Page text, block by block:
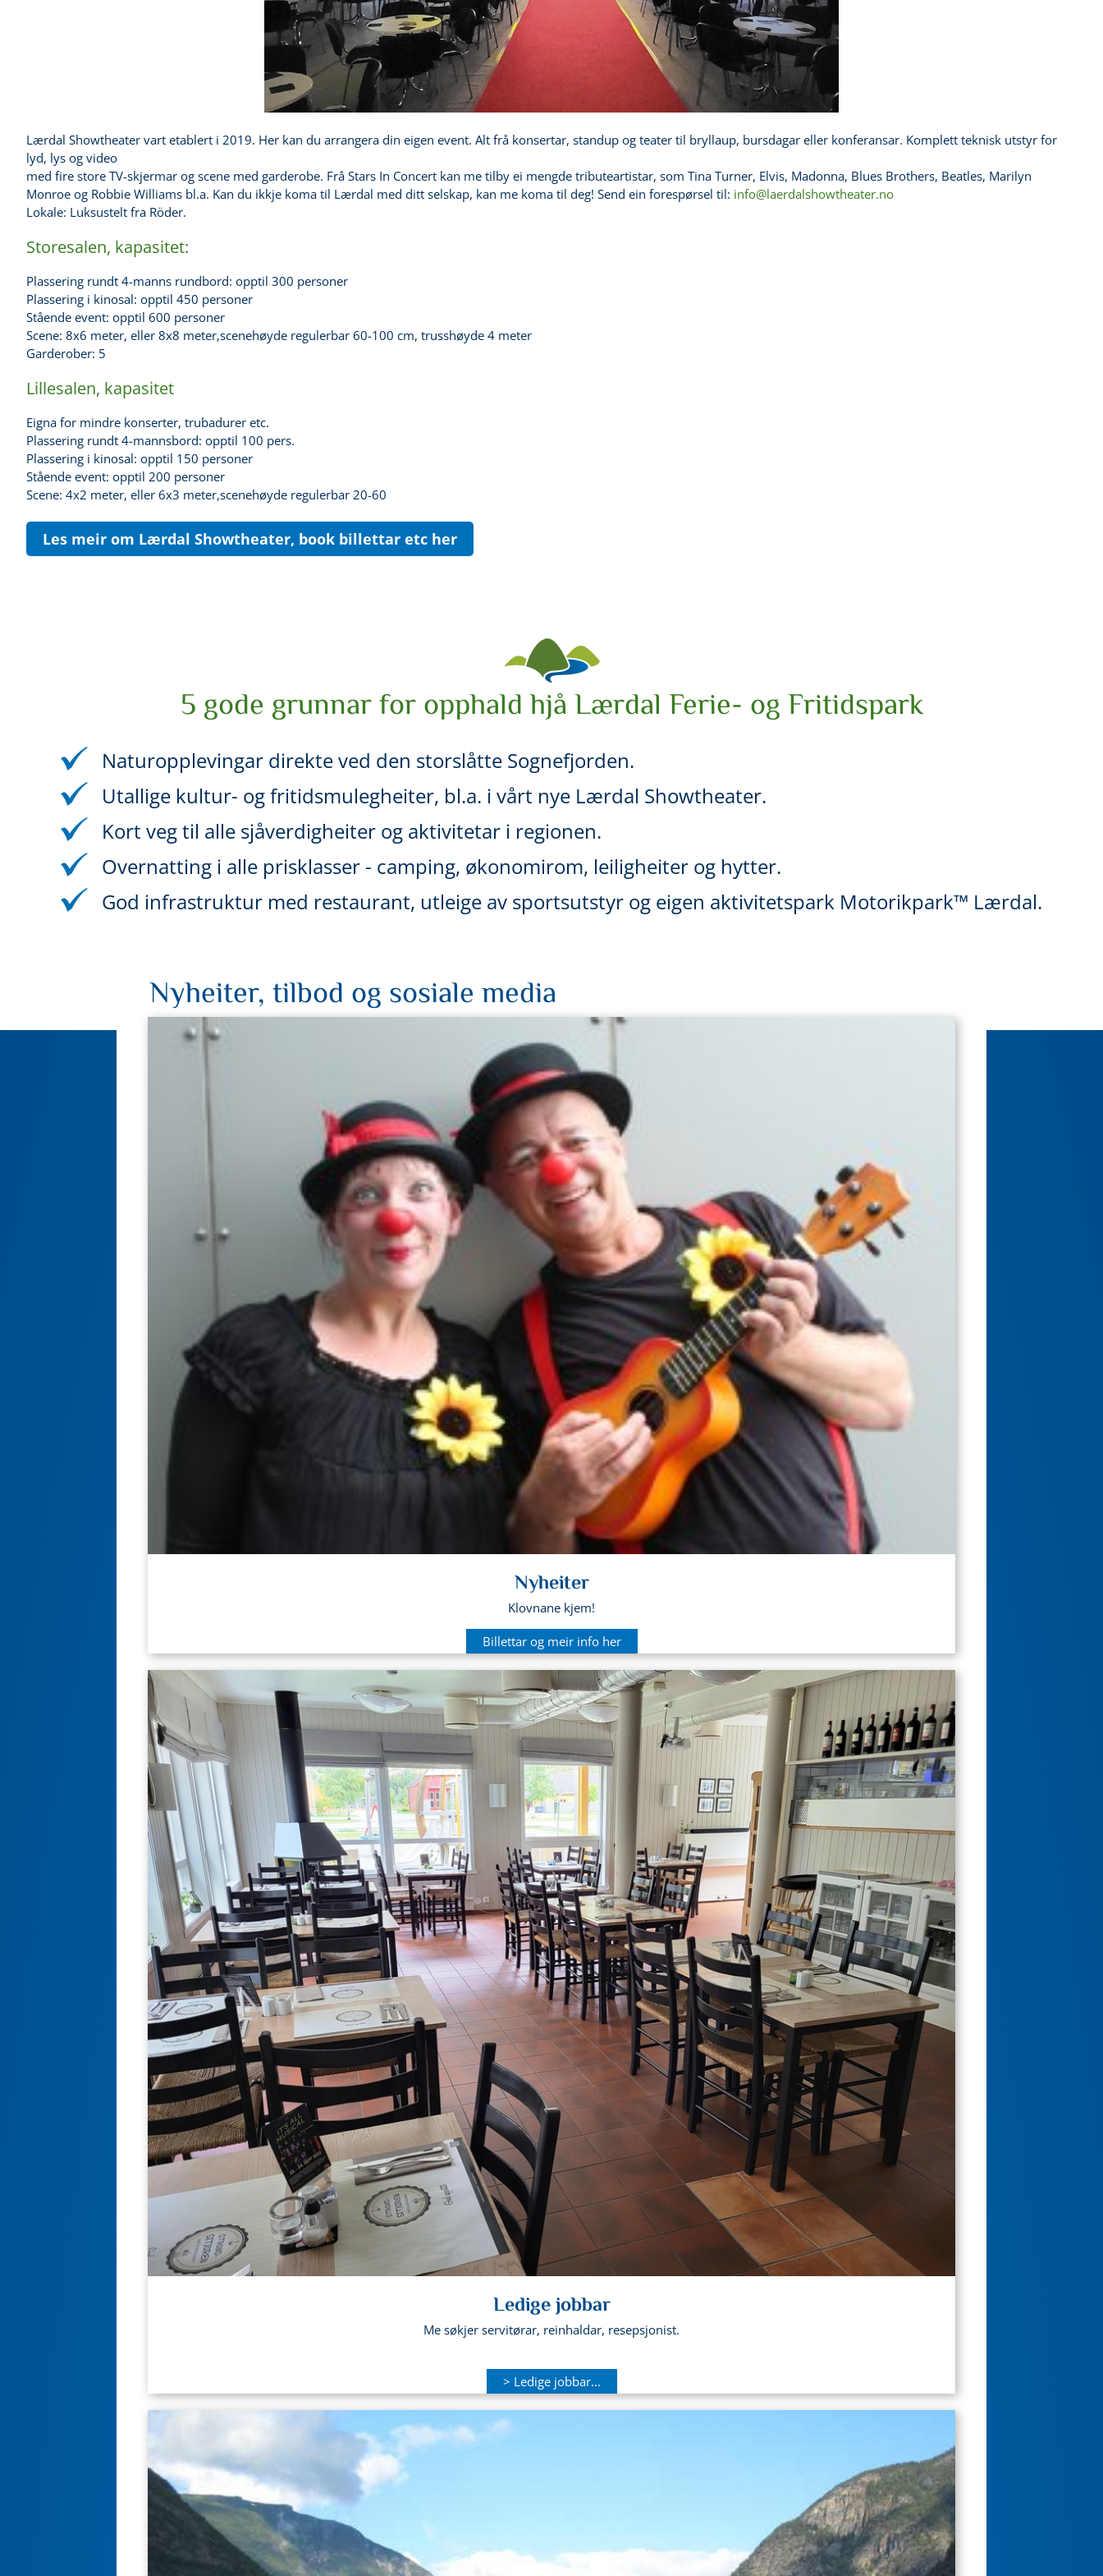
Lærdal Showtheater vart etablert i 2019. Her kan du arrangera din eigen event. Alt frå konsertar, standup og teater til bryllaup, bursdagar eller konferansar. Komplett teknisk utstyr for
lyd, lys og video
med fire store TV-skjermar og scene med garderobe. Frå Stars In Concert kan me tilby ei mengde tributeartistar, som Tina Turner, Elvis, Madonna, Blues Brothers, Beatles, Marilyn
Monroe og Robbie Williams bl.a. Kan du ikkje koma til Lærdal med ditt selskap, kan me koma til deg! Send ein forespørsel til: info@laerdalshowtheater.no
Lokale: Luksustelt fra Röder.
Storesalen, kapasitet:
Plassering rundt 4-manns rundbord: opptil 300 personer
Plassering i kinosal: opptil 450 personer
Stående event: opptil 600 personer
Scene: 8x6 meter, eller 8x8 meter,scenehøyde regulerbar 60-100 cm, trusshøyde 4 meter
Garderober: 5
Lillesalen, kapasitet
Eigna for mindre konserter, trubadurer etc.
Plassering rundt 4-mannsbord: opptil 100 pers.
Plassering i kinosal: opptil 150 personer
Stående event: opptil 200 personer
Scene: 4x2 meter, eller 6x3 meter,scenehøyde regulerbar 20-60
Les meir om Lærdal Showtheater, book billettar etc her
5 gode grunnar for opphald hjå Lærdal Ferie- og Fritidspark
Naturopplevingar direkte ved den storslåtte Sognefjorden.
Utallige kultur- og fritidsmulegheiter, bl.a. i vårt nye Lærdal Showtheater.
Kort veg til alle sjåverdigheiter og aktivitetar i regionen.
Overnatting i alle prisklasser - camping, økonomirom, leiligheiter og hytter.
God infrastruktur med restaurant, utleige av sportsutstyr og eigen aktivitetspark Motorikpark™ Lærdal.
Nyheiter, tilbod og sosiale media
Nyheiter
Klovnane kjem!
Billettar og meir info her
Ledige jobbar
Me søkjer servitørar, reinhaldar, resepsjonist.
> Ledige jobbar...